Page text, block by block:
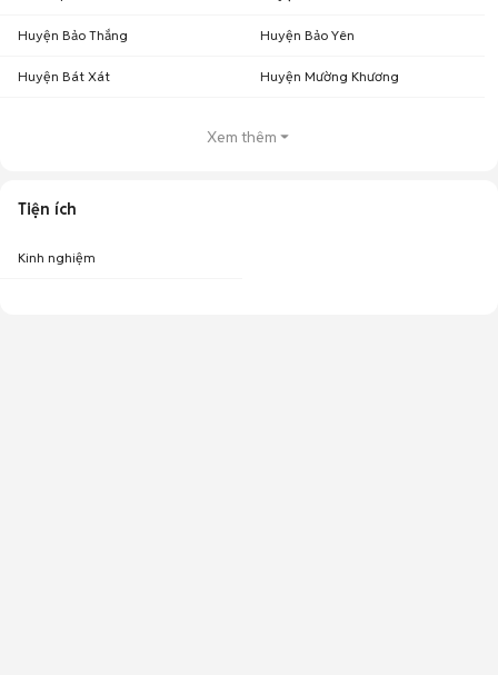
Huyện Bảo Thắng Huyện Bảo Yên
Huyện Bát Xát Huyện Mường Khương
Xem thêm
Tiện ích
Kinh nghiệm